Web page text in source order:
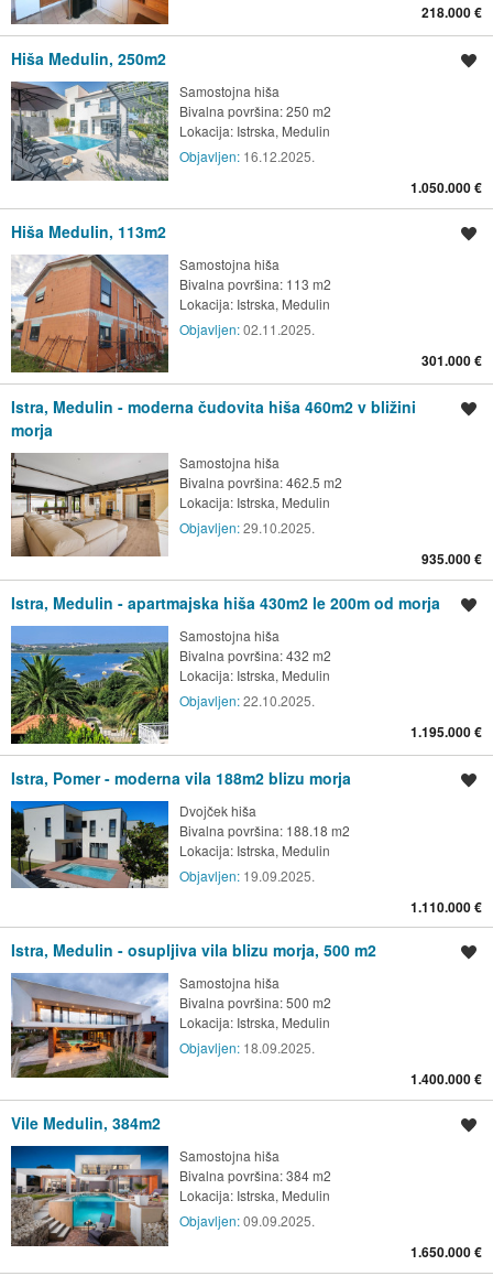
218.000 €
Hiša Medulin, 250m2
Samostojna hiša
Bivalna površina: 250 m2
Lokacija: Istrska, Medulin
Objavljen: 16.12.2025.
1.050.000 €
Hiša Medulin, 113m2
Samostojna hiša
Bivalna površina: 113 m2
Lokacija: Istrska, Medulin
Objavljen:02.11.2025.
301.000 €
Istra, Medulin - moderna čudovita hiša 460m2 v bližini
morja
Samostojna hiša
Bivalna površina: 462.5 m2
Lokacija: Istrska, Medulin
Objavljen:29.10.2025.
935.000 €
Istra, Medulin - apartmajska hiša 430m2 le 200m od morja
Samostojna hiša
Bivalna površina: 432 m2
Lokacija: Istrska, Medulin
Objavljen:22.10.2025.
1.195.000 €
Istra, Pomer - moderna vila 188m2 blizu morja
Dvojček hiša
Bivalna površina: 188.18 m2
Lokacija: Istrska, Medulin
Objavljen: 19.09.2025.
1.110.000 €
Istra, Medulin - osupljiva vila blizu morja, 500 m2
Samostojna hiša
Bivalna površina: 500 m2
Lokacija: Istrska, Medulin
Objavljen: 18.09.2025.
1.400.000 €
Vile Medulin, 384m2
Samostojna hiša
Bivalna površina: 384 m2
Lokacija: Istrska, Medulin
Objavljen:09.09.2025.
1.650.000 €